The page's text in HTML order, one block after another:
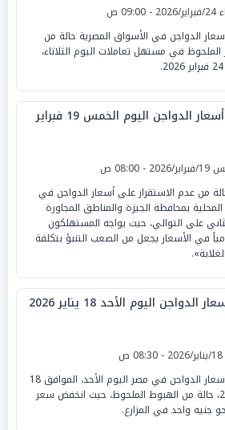
ص
الدواجن في الأسواق المصرية حالة من
الملحوظ في مستهل تعاملات اليوم الثلاثاء،
تذبذب أسعار الدواجن اليوم الخمس 19 فبراير
- 08:00 ص
من عدم الاستقرار على أسعار الدواجن في
بمحافظة الجيزة والمناطق المجاورة
على التوالي، حيث يواجه المستهلكون
في الأسعار يجعل من الصعب التنبؤ بتكلفة
الدواجن اليوم الأحد 18 يناير 2026
شهدت أسعار الدواجن في مصر اليوم الأحد، الموافق 18
يناير 2026، حالة من الهبوط الملحوظ، حيث انخفض سعر
جنيه واحد في المزارع.